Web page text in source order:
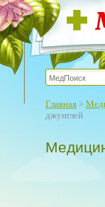
Главная >
джунглей